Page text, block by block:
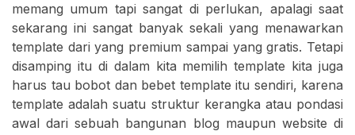
memang umum tapi sangat di perlukan, apalagi saat
sekarang ini sangat banyak sekali yang menawarkan
template dari yang premium sampai yang gratis. Tetapi
disamping itu di dalam kita memilih template kita juga
harus tau bobot dan bebet template itu sendiri, karena
template adalah suatu struktur kerangka atau pondasi
awal dari sebuah bangunan blog maupun website di